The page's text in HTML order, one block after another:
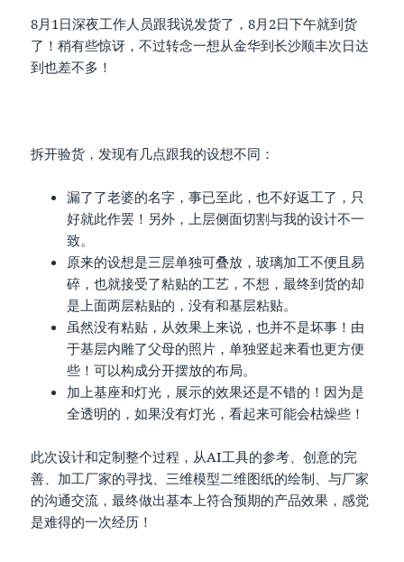
8月1日深夜工作人员跟我说发货了，8月2日下午就到货
了！稍有些惊讶，不过转念一想从金华到长沙顺丰次日达
到也差不多！
拆开验货，发现有几点跟我的设想不同：
漏了了老婆的名字，事已至此，也不好返工了，只
好就此作罢！另外，上层侧面切割与我的设计不一
致。
原来的设想是三层单独可叠放，玻璃加工不便且易
碎，也就接受了粘贴的工艺，不想，最终到货的却
是上面两层粘贴的，没有和基层粘贴。
虽然没有粘贴，从效果上来说，也并不是坏事！由
于基层内雕了父母的照片，单独竖起来看也更方便
些！可以构成分开摆放的布局。
加上基座和灯光，展示的效果还是不错的！因为是
全透明的，如果没有灯光，看起来可能会枯燥些！
此次设计和定制整个过程，从AI工具的参考、创意的完
善、加工厂家的寻找、三维模型二维图纸的绘制、与厂家
的沟通交流，最终做出基本上符合预期的产品效果，感觉
是难得的一次经历！